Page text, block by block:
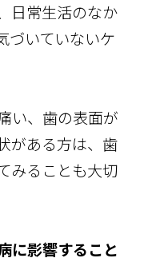
日常生活のなか
づいていないケ
い、歯の表面が
がある方は、歯
みることも大切
に影響すること